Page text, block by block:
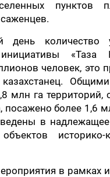
пунктов
день количество
«Таза
человек, это
млн га территорий,
посажено более 1,6
в надлежащее
историко-
в рамках